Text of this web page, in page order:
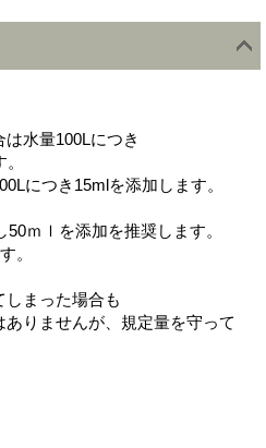
水量100Lにつき
につき15mlを添加します。
ｍｌを添加を推奨します。
。
まった場合も
りませんが、規定量を守って